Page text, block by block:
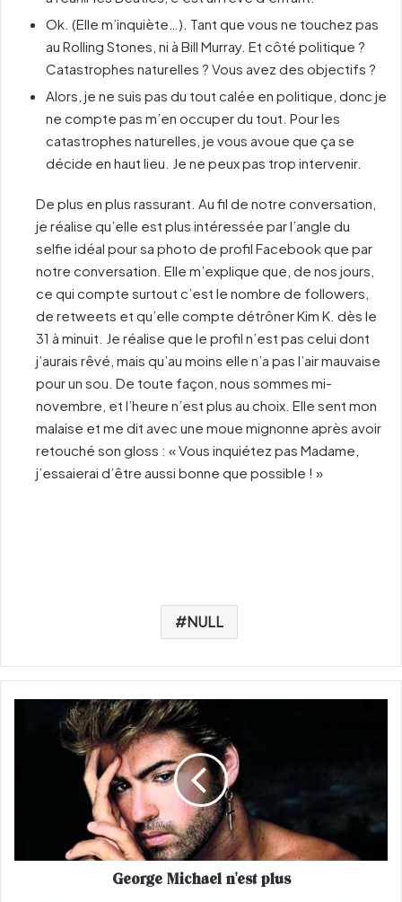
Ok. (Elle m’inquiète…). Tant que vous ne touchez pas
au Rolling Stones, ni à Bill Murray. Et côté politique ?
Catastrophes naturelles ? Vous avez des objectifs ?
Alors, je ne suis pas du tout calée en politique, donc je
ne compte pas m’en occuper du tout. Pour les
catastrophes naturelles, je vous avoue que ça se
décide en haut lieu. Je ne peux pas trop intervenir.
De plus en plus rassurant. Au fil de notre conversation,
je réalise qu’elle est plus intéressée par l’angle du
selfie idéal pour sa photo de profil Facebook que par
notre conversation. Elle m’explique que, de nos jours,
ce qui compte surtout c’est le nombre de followers,
de retweets et qu’elle compte détrôner Kim K. dès le
31 à minuit. Je réalise que le profil n’est pas celui dont
j’aurais rêvé, mais qu’au moins elle n’a pas l’air mauvaise
pour un sou. De toute façon, nous sommes mi-
novembre, et l’heure n’est plus au choix. Elle sent mon
malaise et me dit avec une moue mignonne après avoir
retouché son gloss : « Vous inquiétez pas Madame,
j’essaierai d’être aussi bonne que possible ! »
NULL
c
George Michael n'est plus